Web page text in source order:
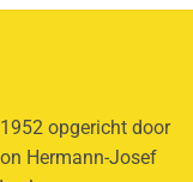
opgericht door
Hermann-Josef